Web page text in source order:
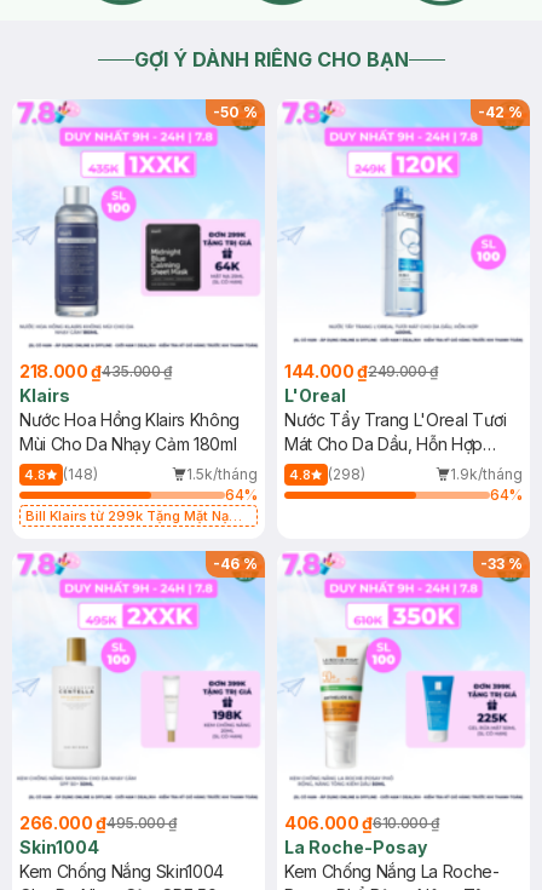
GỢI Ý DÀNH RIÊNG CHO BẠN
-50%
218.000 ₫435.000 ₫
Klairs
Nước Hoa Hồng Klairs Không
Mùi Cho Da Nhạy Cảm 180ml
4.8 (148)
1.5k/tháng
64%
Bill Klairs từ 299k Tặng Mặt Nạ
25ml (SL Có Hạn)
-42%
144.000 ₫249.000 ₫
L'Oreal
Nước Tẩy Trang L'Oreal Tươi
Mát Cho Da Dầu, Hỗn Hợp
400ml
4.8 (298)
1.9k/tháng
64%
-46%
266.000 ₫495.000 ₫
Skin1004
Kem Chống Nắng Skin1004
-33%
406.000 ₫610.000 ₫
La Roche-Posay
Kem Chống Nắng La Roche-